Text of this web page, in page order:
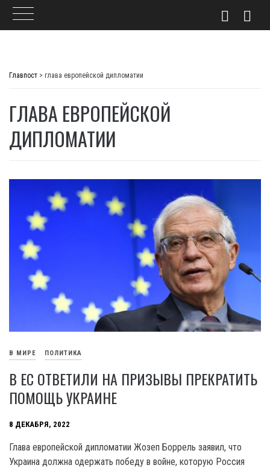
Главпост > глава европейской дипломатии
ГЛАВА ЕВРОПЕЙСКОЙ
ДИПЛОМАТИИ
В МИРЕ ПОЛИТИКА
В ЕС ОТВЕТИЛИ НА ПРИЗЫВЫ ПРЕКРАТИТЬ
ПОМОЩЬ УКРАИНЕ
8 ДЕКАБРЯ, 2022
Глава европейской дипломатии Жозеп Боррель заявил, что
Украина должна одержать победу в войне, которую Россия